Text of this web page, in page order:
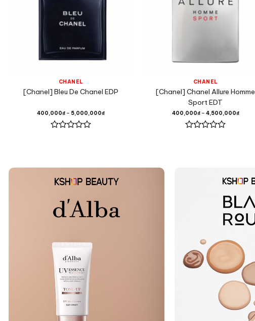
CHANEL
[Chanel] Bleu De Chanel EDP
400,000₫ – 5,000,000₫
5
sao
CHANEL
[Chanel] Chanel Allure Homme
Sport EDT
400,000₫– 4,500,000₫